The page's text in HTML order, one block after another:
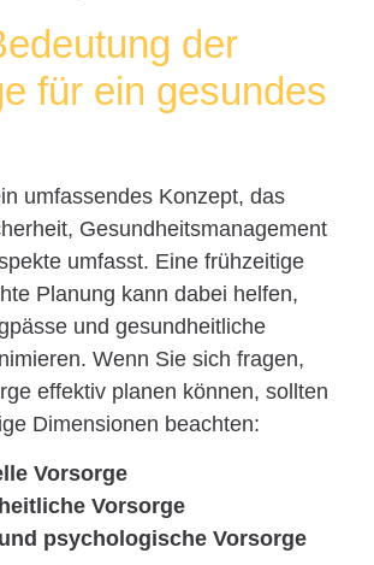
der
für ein gesundes
umfassendes Konzept, das
Gesundheitsmanagement
umfasst. Eine frühzeitige
Planung kann dabei helfen,
und gesundheitliche
Wenn Sie sich fragen,
effektiv planen können, sollten
Dimensionen beachten:
Vorsorge
Vorsorge
psychologische Vorsorge